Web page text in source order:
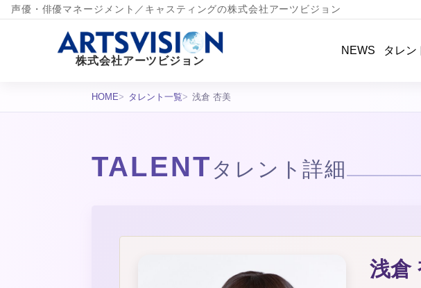
声優・俳優マネージメント／キャスティングの株式会社アーツビジョン
株式会社アーツビジョン
NEWS タレン
HOME タレント一覧 浅倉 杏美
TALENT タレント詳細
浅倉